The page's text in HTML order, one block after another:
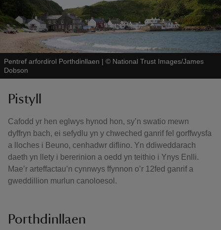
Pentref arfordirol Porthdinllaen | © National Trust Images/James
Dobson
Pistyll
Cafodd yr hen eglwys hynod hon, sy’n swatio mewn
dyffryn bach, ei sefydlu yn y chweched ganrif fel gorffwysfa
a lloches i Beuno, cenhadwr diflino. Yn ddiweddarach
daeth yn llety i bererinion a oedd yn teithio i Ynys Enlli.
Mae’r arteffactau’n cynnwys ffynnon o’r 12fed ganrif a
gweddillion murlun canoloesol.
Porthdinllaen